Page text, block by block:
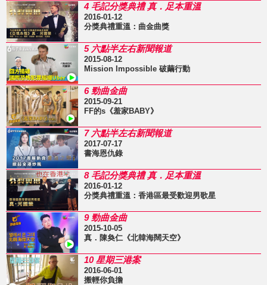
4 毛記分獎典禮 真．足本重溫
2016-01-12
分獎典禮重溫：曲金曲獎
5 六點半左右新聞報道
2015-08-12
Mission Impossible 破繭行動
6 勁曲金曲
2015-09-21
FF的s《羞家BABY》
7 六點半左右新聞報道
2017-07-17
書海恩仇錄
8 毛記分獎典禮 真．足本重溫
2016-01-12
分獎典禮重溫：香港區最受歡迎男歌星
9 勁曲金曲
2015-10-05
真．陳奐仁《北韓海闊天空》
10 星期三港案
2016-06-01
搬輕你負擔